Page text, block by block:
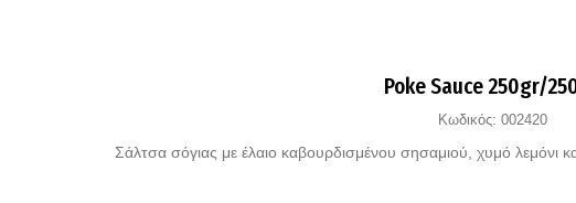
Poke Sauce 250gr/
Κωδικός: 002420
Σάλτσα σόγιας με έλαιο καβουρδισμένου σησαμιού, χυμό λεμόνι